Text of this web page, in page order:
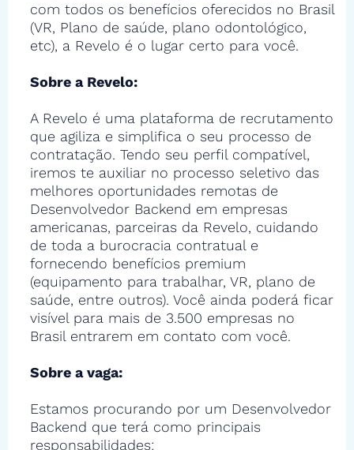
com todos os benefícios oferecidos no Brasil
(VR, Plano de saúde, plano odontológico,
etc), a Revelo é o lugar certo para você.
Sobre a Revelo:
A Revelo é uma plataforma de recrutamento
que agiliza e simplifica o seu processo de
contratação. Tendo seu perfil compatível,
iremos te auxiliar no processo seletivo das
melhores oportunidades remotas de
Desenvolvedor Backend em empresas
americanas, parceiras da Revelo, cuidando
de toda a burocracia contratual e
fornecendo benefícios premium
(equipamento para trabalhar, VR, plano de
saúde, entre outros). Você ainda poderá ficar
visível para mais de 3.500 empresas no
Brasil entrarem em contato com você.
Sobre a vaga:
Estamos procurando por um Desenvolvedor
Backend que terá como principais
responsabilidades: